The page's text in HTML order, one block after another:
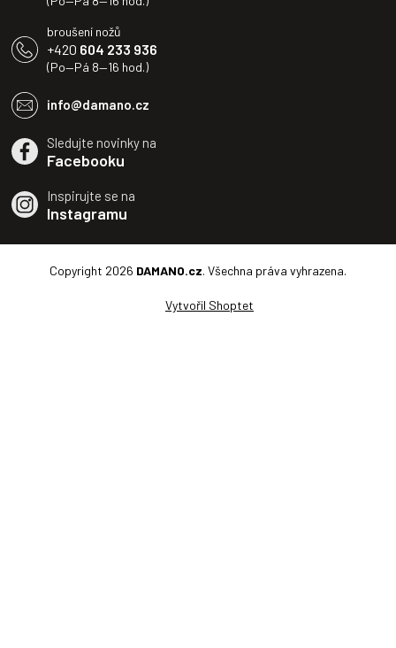
broušení nožů
+420 604 233 936
(Po—Pá 8—16 hod.)
info@damano.cz
Sledujte novinky na
Facebooku
Inspirujte se na
Instagramu
Vytvořil Shoptet
Copyright 2026 DAMANO.cz. Všechna práva vyhrazena.